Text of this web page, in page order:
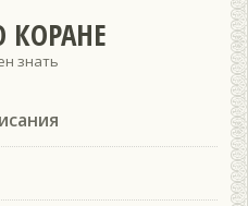
КОРАНЕ
знать